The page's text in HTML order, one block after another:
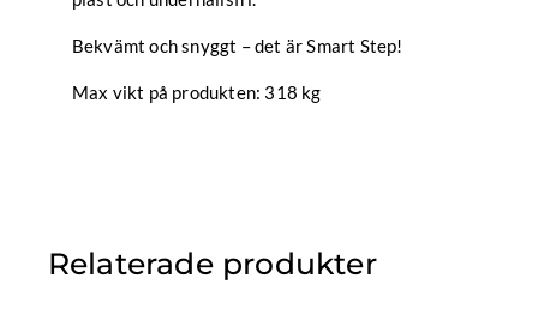
Bekvämt och snyggt – det är Smart Step!
Max vikt på produkten: 318 kg
Relaterade produkter